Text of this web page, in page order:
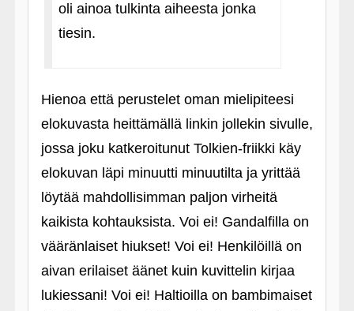
oli ainoa tulkinta aiheesta jonka
tiesin.
Hienoa että perustelet oman mielipiteesi
elokuvasta heittämällä linkin jollekin sivulle,
jossa joku katkeroitunut Tolkien-friikki käy
elokuvan läpi minuutti minuutilta ja yrittää
löytää mahdollisimman paljon virheitä
kaikista kohtauksista. Voi ei! Gandalfilla on
vääränlaiset hiukset! Voi ei! Henkilöillä on
aivan erilaiset äänet kuin kuvittelin kirjaa
lukiessani! Voi ei! Haltioilla on bambimaiset